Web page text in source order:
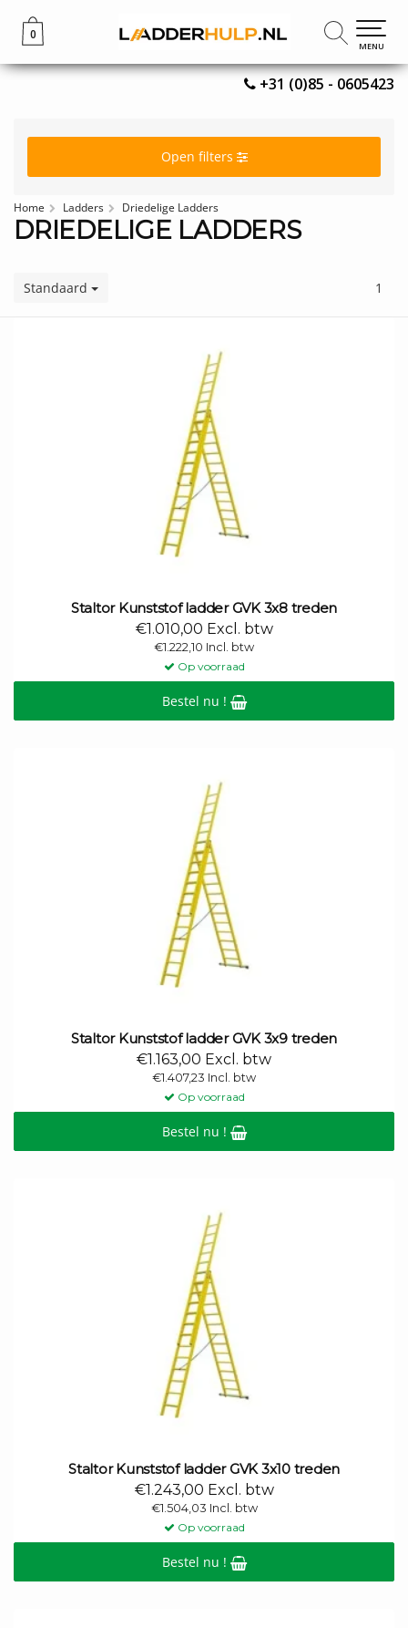
+31 (0)85 - 0605423
0
MENU
0
MENU
Open filters
Home Ladders Driedelige Ladders
DRIEDELIGE LADDERS
Standaard 1
Staltor Kunststof ladder GVK 3x8 treden
€1.010,00 Excl. btw
€1.222,10 Incl. btw
Op voorraad
Bestel nu !
Staltor Kunststof ladder GVK 3x9 treden
€1.163,00 Excl. btw
€1.407,23 Incl. btw
Op voorraad
Bestel nu !
Staltor Kunststof ladder GVK 3x10 treden
€1.243,00 Excl. btw
€1.504,03 Incl. btw
Op voorraad
Bestel nu !